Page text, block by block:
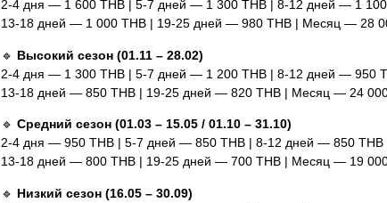
2-4 дня — 1 600 THB | 5-7 дней — 1 300 THB | 8-12 дней — 1
13-18 дней — 1 000 THB | 19-25 дней — 980 THB | Месяц — 28
🔹 Высокий сезон (01.11 – 28.02)
2-4 дня — 1 300 THB | 5-7 дней — 1 200 THB | 8-12 дней — 950
13-18 дней — 850 THB | 19-25 дней — 820 THB | Месяц — 24
🔹 Средний сезон (01.03 – 15.05 / 01.10 – 31.10)
2-4 дня — 950 THB | 5-7 дней — 850 THB | 8-12 дней — 850 THB
13-18 дней — 800 THB | 19-25 дней — 700 THB | Месяц — 19
🔹 Низкий сезон (16.05 – 30.09)